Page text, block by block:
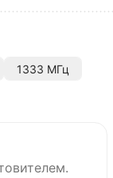
1333 МГц